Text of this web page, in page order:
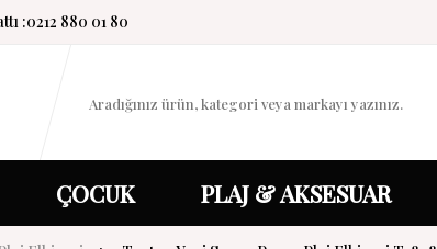
:0212 880 01 80
ÇOCUK PLAJ & AKSESUAR